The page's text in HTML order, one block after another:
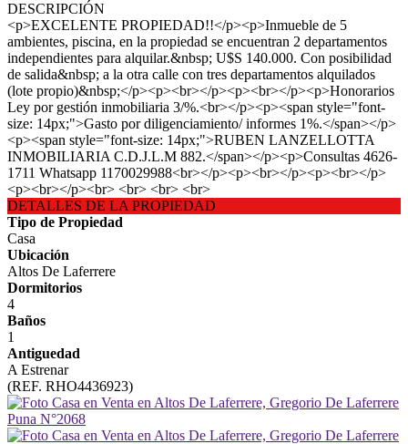
DESCRIPCIÓN
<p>EXCELENTE PROPIEDAD!!</p><p>Inmueble de 5
ambientes, piscina, en la propiedad se encuentran 2 departamentos
independientes para alquilar.&nbsp; U$S 140.000. Con posibilidad
de salida&nbsp; a la otra calle con tres departamentos alquilados
(lote propio)&nbsp;</p><p><br></p><p><br></p><p>Honorarios
Ley por gestión inmobiliaria 3/%.<br></p><p><span style="font-
size: 14px;">Gasto por diligenciamiento/ informes 1%.</span></p>
<p><span style="font-size: 14px;">RUBEN LANZELLOTTA
INMOBILIARIA C.D.J.L.M 882.</span></p><p>Consultas 4626-
1711 Whatsapp 1170029988<br></p><p><br></p><p><br></p>
<p><br></p><br> <br> <br> <br>
DETALLES DE LA PROPIEDAD
Tipo de Propiedad
Casa
Ubicación
Altos De Laferrere
Dormitorios
4
Baños
1
Antiguedad
A Estrenar
(REF. RHO4436923)